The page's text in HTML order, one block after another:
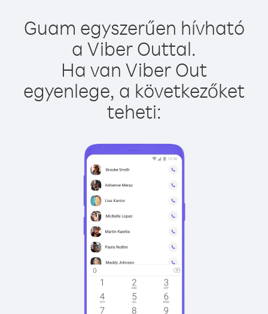
Guam egyszerűen hívható
a Viber Outtal.
Ha van Viber Out
egyenlege, a következőket
teheti: